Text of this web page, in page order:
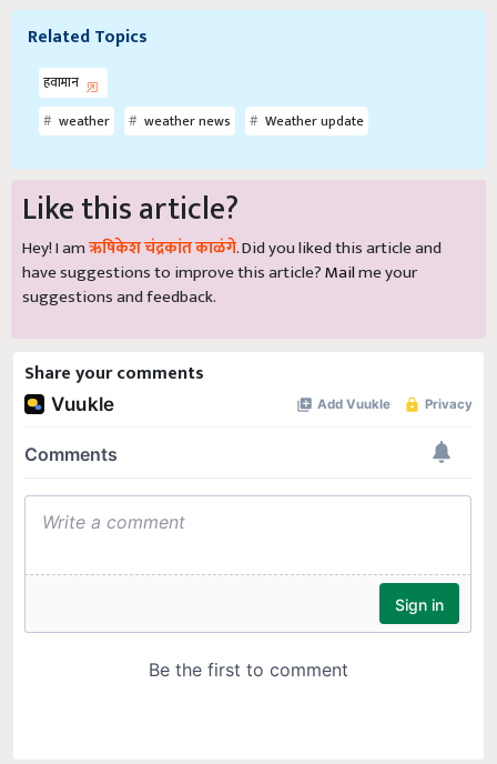
Related Topics
हवामान
weather
weather news Weather update
Like this article?
Hey! I amऋषिकेश चंद्रकांत काळंगे. Did you liked this article and
have suggestions to improve this article?Mailme your
suggestions and feedback.
Share your comments